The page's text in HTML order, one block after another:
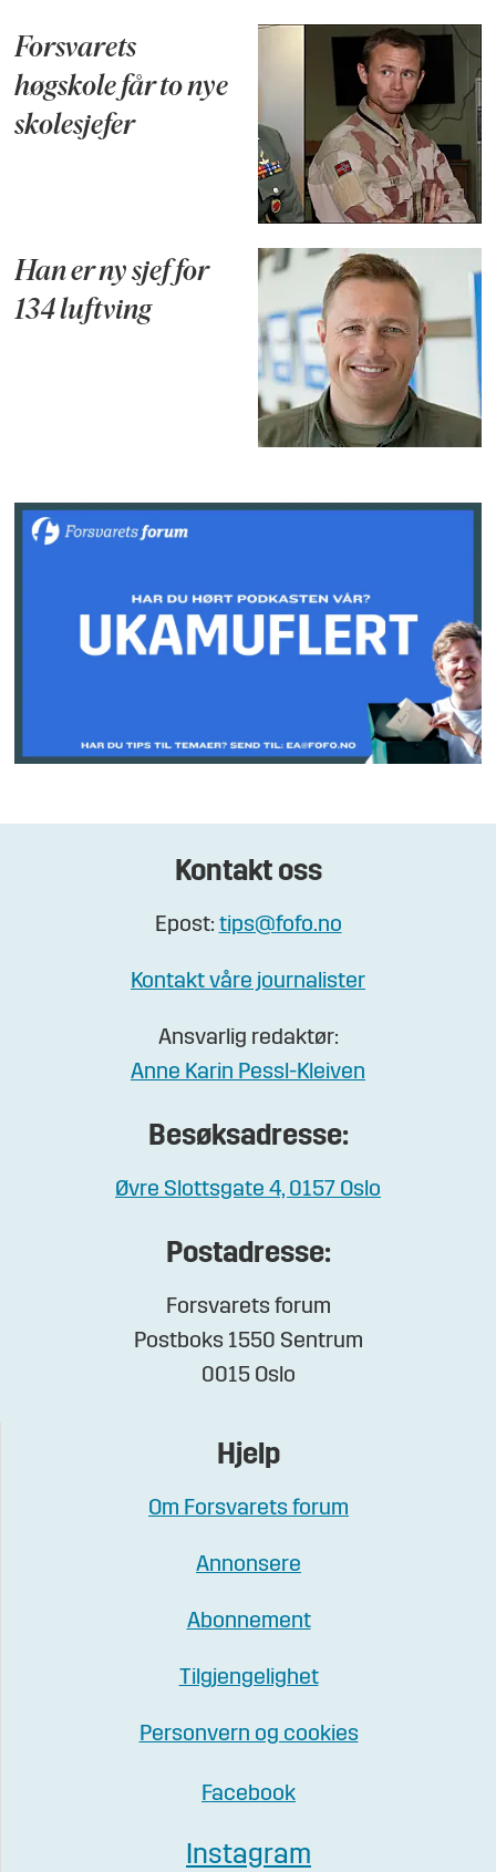
Forsvarets
høgskole får to nye
skolesjefer
Han er ny sjef for
134 luftving
Kontakt oss
Epost: tips@fofo.no
Kontakt våre journalister
Ansvarlig redaktør:
Anne Karin Pessl-Kleiven
Besøksadresse:
Øvre Slottsgate 4, 0157 Oslo
Postadresse:
Forsvarets forum
Postboks 1550 Sentrum
0015 Oslo
Hjelp
Om Forsvarets forum
Annonsere
Abonnement
Tilgjengelighet
Personvern og cookies
Facebook
Instagram